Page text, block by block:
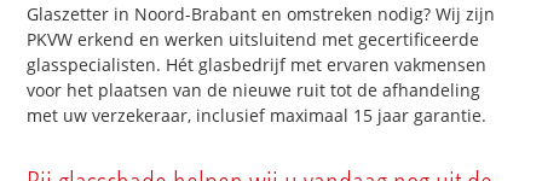
Glaszetter in Noord-Brabant en omstreken nodig? Wij zijn
PKVW erkend en werken uitsluitend met gecertificeerde
glasspecialisten. Hét glasbedrijf met ervaren vakmensen
voor het plaatsen van de nieuwe ruit tot de afhandeling
met uw verzekeraar, inclusief maximaal 15 jaar garantie.